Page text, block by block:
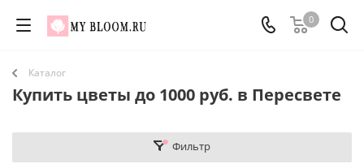
0
Каталог
Купить цветы до 1000 руб. в Пересвете
Фильтр